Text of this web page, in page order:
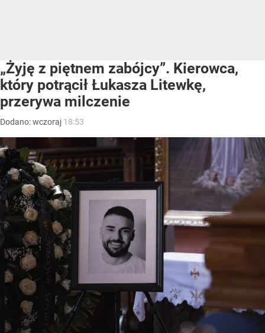
„Żyję z piętnem zabójcy”. Kierowca,
który potrącił Łukasza Litewkę,
przerywa milczenie
Dodano:wczoraj 18:53